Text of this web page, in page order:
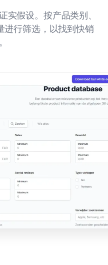
实假设。按产品类别、
进行筛选，以找到快销